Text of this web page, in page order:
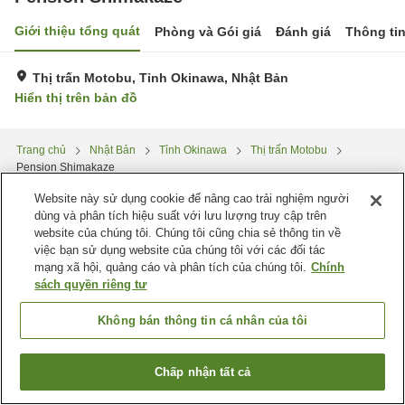
Giới thiệu tổng quát Phòng và Gói giá Đánh giá Thông
Thị trấn Motobu, Tỉnh Okinawa, Nhật Bản
Hiển thị trên bản đồ
Trang chủ Nhật Bản Tỉnh Okinawa
Thị trấn Motobu
Pension Shimakaze
Tìm phòng trống
Website này sử dụng cookie để nâng cao trải nghiệm người
dùng và phân tích hiệu suất với lưu lượng truy cập trên
website của chúng tôi. Chúng tôi cũng chia sẻ thông tin về
việc bạn sử dụng website của chúng tôi với các đối tác
mạng xã hội, quảng cáo và phân tích của chúng tôi. Chính
sách quyền riêng tư
Không bán thông tin cá nhân của tôi
Chấp nhận tất cả